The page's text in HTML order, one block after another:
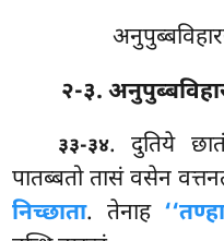
२-३.
३३-३४. दुतिये छातं
पातब्बतो तासं वसेन
निच्छाता. तेनाह